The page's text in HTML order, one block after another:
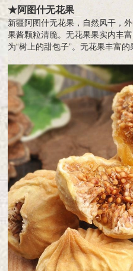
★阿图什无花果
新疆阿图什无花果，自然风干，
果酱颗粒清脆。无花果果实内丰
为“树上的甜包子”。无花果丰富的